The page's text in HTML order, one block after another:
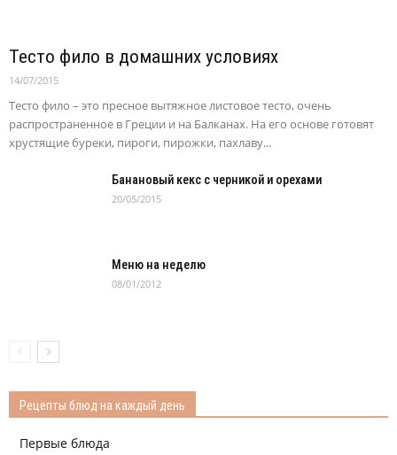
Тесто фило в домашних условиях
14/07/2015
Тесто фило – это пресное вытяжное листовое тесто, очень
распространенное в Греции и на Балканах. На его основе готовят
хрустящие буреки, пироги, пирожки, пахлаву...
Банановый кекс с черникой и орехами
20/05/2015
Меню на неделю
08/01/2012
Рецепты блюд на каждый день
Первые блюда